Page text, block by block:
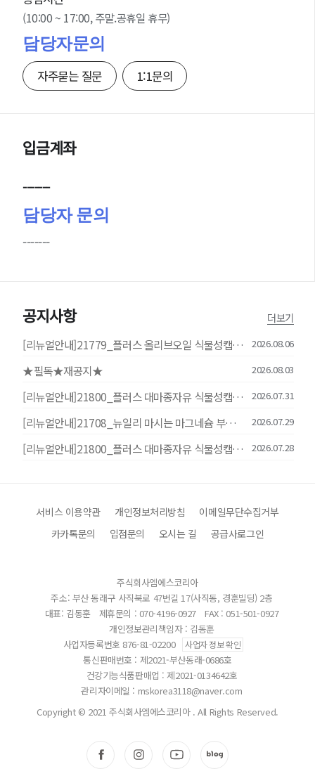
(10:00 ~ 17:00, 주말.공휴일 휴무)
담당자문의
자주묻는 질문 1:1문의
입금계좌
-------
담당자 문의
-------
공지사항
[리뉴얼안내]21779_플러스 올리브오일 식물성캡슐 30캡슐 2026.08.06
★필독★재공지★ 2026.08.03
[리뉴얼안내]21800_플러스 대마종자유 식물성캡슐 30캡슐 2026.07.31
[리뉴얼안내]21708_뉴일리 마시는 마그네슘 부스터샷 20mlx14포 2026.07.29
[리뉴얼안내]21800_플러스 대마종자유 식물성캡슐 30캡슐 2026.07.28
더보기
서비스 이용약관 개인정보처리방침
이메일무단수집거부
카카톡문의
입점문의 오시는 길 공급사로그인
주식회사엠에스코리아
주소: 부산 동래구 사직북로 47번길 17(사직동, 경훈빌딩) 2층
대표: 김동훈
제휴문의 : 070-4196-0927
FAX : 051-501-0927
개인정보관리책임자 : 김동훈
사업자등록번호 876-81-02200
사업자 정보 확인
통신판매번호 : 제2021-부산동래-0686호
건강기능식품판매업 : 제2021-0134642호
관리자이메일 : mskorea3118@naver.com
Copyright © 2021 주식회사엠에스코리아 . All Rights Reserved.